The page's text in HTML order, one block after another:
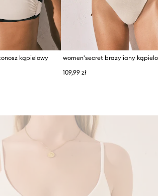
kąpielowy
109,99 zł